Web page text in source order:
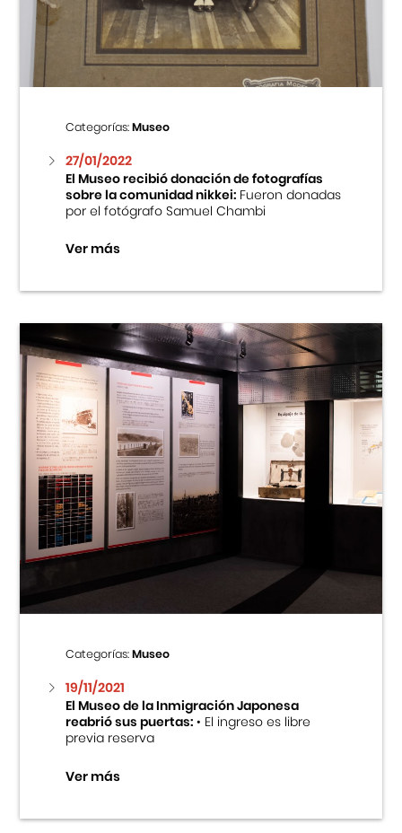
Centro Cultural Peruano Japonés
Museo de la Inmigración Japonesa
Fondo Editorial
Teatro Peruano Japonés
Categorías:Museo
27/01/2022
El Museo recibió donación de fotografías
sobre la comunidad nikkei:Fueron donadas
por el fotógrafo Samuel Chambi
Ver más
Categorías:Museo
19/11/2021
El Museo de la Inmigración Japonesa
reabrió sus puertas:• El ingreso es libre
previa reserva
Ver más